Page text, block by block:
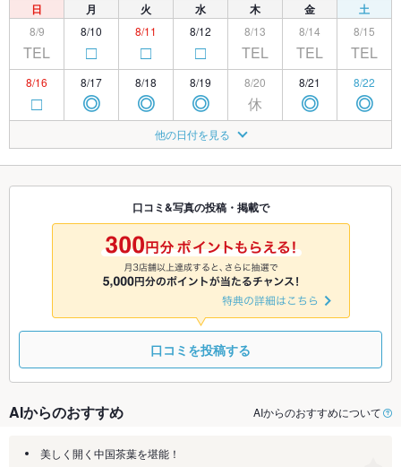
日 月 火 水 木 金 土
8/9
TEL
8/10
□
8/11
□
8/12
□
8/13
TEL
8/14
TEL
8/15
TEL
8/16
□
8/17
◎
8/18
◎
8/19
◎
8/20
休
8/21
◎
8/22
◎
◎ ◎
8/25
◎
8/26
◎
8/27
休 ◎ ◎
8/30 8/31 9/1
◎
9/2
◎
9/3
休
9/4 9/5
9/8
◎ ◎ 休 ◎
他の日付を見る
口コミ&写真の投稿・掲載で
口コミを投稿する
AIからのおすすめ AIからのおすすめについて
美しく開く中国茶葉を堪能！